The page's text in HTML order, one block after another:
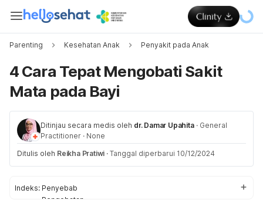
Parenting Kesehatan Anak Penyakit pada Anak
4 Cara Tepat Mengobati Sakit
Mata pada Bayi
Ditinjau secara medis oleh dr. Damar Upahita · General
Practitioner · None
Ditulis oleh Reikha Pratiwi · Tanggal diperbarui 10/12/2024
Indeks: Penyebab